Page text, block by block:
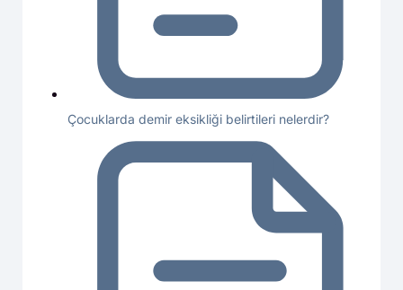
Çocuklarda demir eksikliği belirtileri nelerdir?